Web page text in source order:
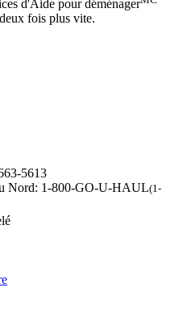
d'Aide pour déménager
fois plus vite.
5613
Nord: 1-800-GO-U-HAUL(1-